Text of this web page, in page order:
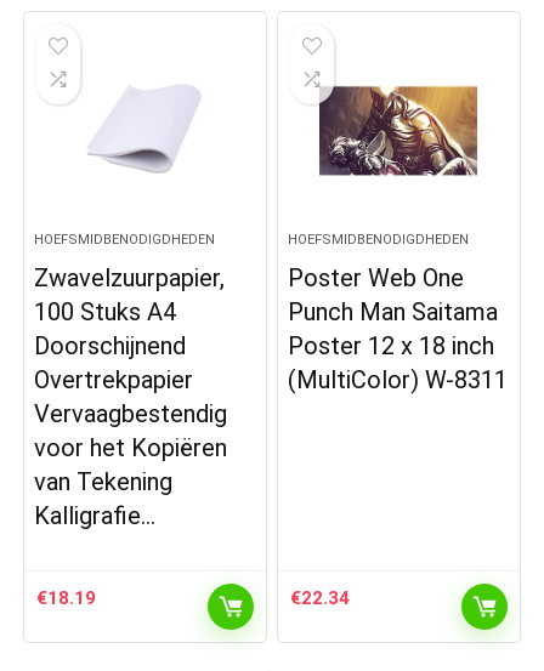
HOEFSMIDBENODIGDHEDEN
Zwavelzuurpapier,
100 Stuks A4
Doorschijnend
Overtrekpapier
Vervaagbestendig
voor het Kopiëren
van Tekening
Kalligrafie…
€18.19
HOEFSMIDBENODIGDHEDEN
Poster Web One
Punch Man Saitama
Poster 12 x 18 inch
(MultiColor) W-8311
€22.34